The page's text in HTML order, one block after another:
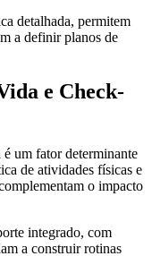
detalhada, permitem
a definir planos de
e Check-
um fator determinante
de atividades físicas e
o impacto
integrado, com
a construir rotinas